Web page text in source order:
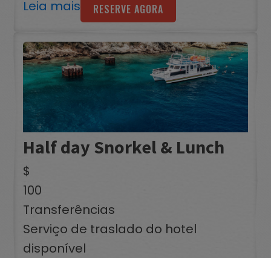
Leia mais
RESERVE AGORA
Half day Snorkel & Lunch
$
100
Transferências
Serviço de traslado do hotel
disponível